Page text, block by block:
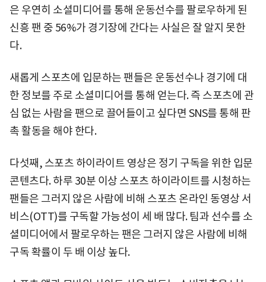
은 우연히 소셜미디어를 통해 운동선수를 팔로우하게 된
신흥 팬 중 56%가 경기장에 간다는 사실은 잘 알지 못한
다.
새롭게 스포츠에 입문하는 팬들은 운동선수나 경기에 대
한 정보를 주로 소셜미디어를 통해 얻는다. 즉 스포츠에 관
심 없는 사람을 팬으로 끌어들이고 싶다면 SNS를 통해 판
촉 활동을 해야 한다.
다섯째, 스포츠 하이라이트 영상은 정기 구독을 위한 입문
콘텐츠다. 하루 30분 이상 스포츠 하이라이트를 시청하는
팬들은 그러지 않은 사람에 비해 스포츠 온라인 동영상 서
비스(OTT)를 구독할 가능성이 세 배 많다. 팀과 선수를 소
셜미디어에서 팔로우하는 팬은 그러지 않은 사람에 비해
구독 확률이 두 배 이상 높다.